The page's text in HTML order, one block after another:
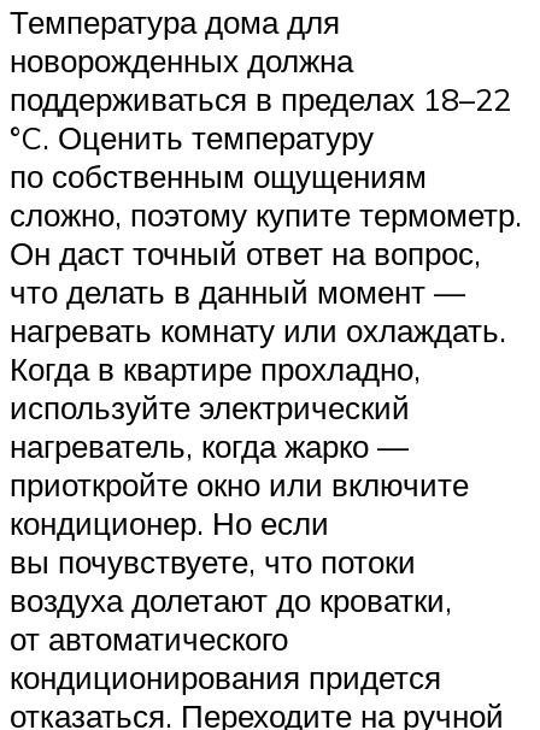
Температура дома для
новорожденных должна
поддерживаться в пределах 18–22
°C. Оценить температуру
по собственным ощущениям
сложно, поэтому купите термометр.
Он даст точный ответ на вопрос,
что делать в данный момент —
нагревать комнату или охлаждать.
Когда в квартире прохладно,
используйте электрический
нагреватель, когда жарко —
приоткройте окно или включите
кондиционер. Но если
вы почувствуете, что потоки
воздуха долетают до кроватки,
от автоматического
кондиционирования придется
отказаться. Переходите на ручной